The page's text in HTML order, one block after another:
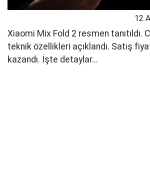
12
Xiaomi Mix Fold 2 resmen tanıtıldı.
teknik özellikleri açıklandı. Satış
kazandı. İşte detaylar...